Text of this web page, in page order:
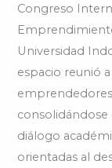
Congreso
Universidad
espacio reunió
diálogo
orientadas al